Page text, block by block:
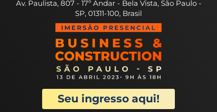
Av. Paulista, 807 - 17º Andar - Bela Vista, São Paulo -
SP, 01311-100, Brasil
Seu ingresso aqui!